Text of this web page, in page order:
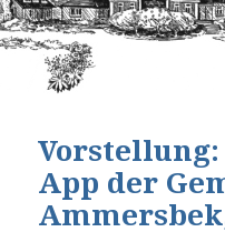
App der